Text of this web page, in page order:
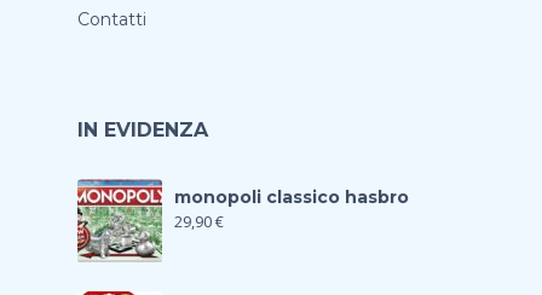
Contatti
IN EVIDENZA
monopoli classico hasbro
29,90€